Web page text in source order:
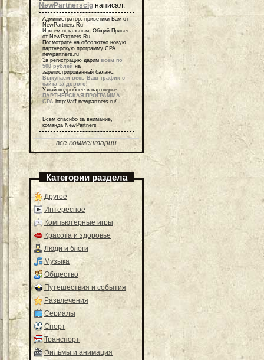
NewPartnerscig написал:
Администратор, приветики Вам от
NewPartners.Ru
И всем остальным, Общий Привет
от NewPartners.Ru
Посмотрите на обсолютно новую
партнерскую программу СРА
newpartners.ru
За регистрацию дарим всем по
500 рублей на
зарегистрированный баланс.
Выкупаем весь Ваш трафик с
сайта за дорого!
Узнай подробнее в партнерке -
ПАРТНЕРСКАЯ ПРОГРАММА
СРА http://aff.newpartners.ru/
Всем спасибо за внимание,
команда NewPartners
все комментарии
Категории раздела
Другое
Интересное
Компьютерные игры
Красота и здоровье
Люди и блоги
Музыка
Общество
Путешествия и события
Развлечения
Сериалы
Спорт
Транспорт
Фильмы и анимация